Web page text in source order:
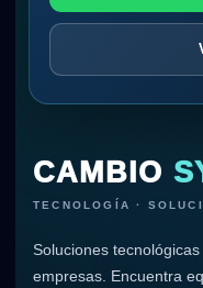
CAMBIO
TECNOLOGÍA ·
Soluciones
empresas. Encuentra